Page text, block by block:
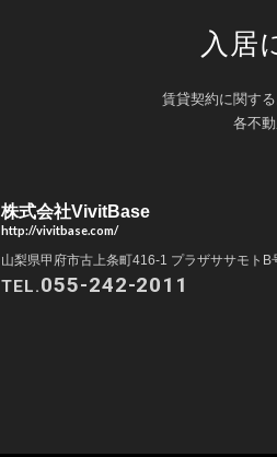
入居
賃貸契約に関す
各不
株式会社VivitBase
http://vivitbase.com/
山梨県甲府市古上条町416-1 プラザササモトB
TEL.055-242-2011